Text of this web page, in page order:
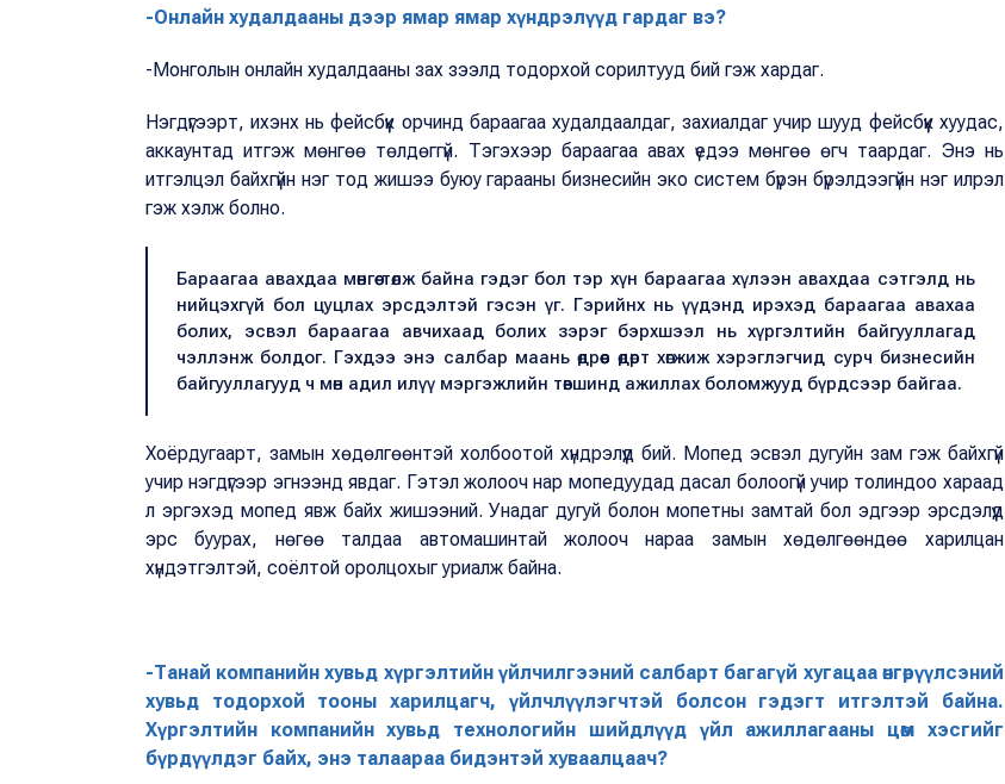
-Онлайн худалдааны дээр ямар ямар хүндрэлүүд гардаг вэ?
-Монголын онлайн худалдааны зах зээлд тодорхой сорилтууд бий гэж хардаг.
Нэгдүгээрт, ихэнх нь фейсбүүк орчинд бараагаа худалдаалдаг, захиалдаг учир шууд фейсбүүк хуудас,
аккаунтад итгэж мөнгөө төлдөггүй. Тэгэхээр бараагаа авах үедээ мөнгөө өгч таардаг. Энэ нь
итгэлцэл байхгүйн нэг тод жишээ буюу гарааны бизнесийн эко систем бүрэн бүрэлдээгүйн нэг илрэл
гэж хэлж болно.
Бараагаа авахдаа мөнгөө төлж байна гэдэг бол тэр хүн бараагаа хүлээн авахдаа сэтгэлд нь
нийцэхгүй бол цуцлах эрсдэлтэй гэсэн үг. Гэрийнх нь үүдэнд ирэхэд бараагаа авахаа
болих, эсвэл бараагаа авчихаад болих зэрэг бэрхшээл нь хүргэлтийн байгууллагад
чэллэнж болдог. Гэхдээ энэ салбар маань өдрөөс өдөрт хөгжиж хэрэглэгчид сурч бизнесийн
байгууллагууд ч мөн адил илүү мэргэжлийн төвшинд ажиллах боломжууд бүрдсээр байгаа.
Хоёрдугаарт, замын хөдөлгөөнтэй холбоотой хүндрэлүүд бий. Мопед эсвэл дугуйн зам гэж байхгүй
учир нэгдүгээр эгнээнд явдаг. Гэтэл жолооч нар мопедуудад дасал болоогүй учир толиндоо хараад
л эргэхэд мопед явж байх жишээний. Унадаг дугуй болон мопетны замтай бол эдгээр эрсдэлүүд
эрс буурах, нөгөө талдаа автомашинтай жолооч нараа замын хөдөлгөөндөө харилцан
хүндэтгэлтэй, соёлтой оролцохыг уриалж байна.
-Танай компанийн хувьд хүргэлтийн үйлчилгээний салбарт багагүй хугацаа өнгөрүүлсэний
хувьд тодорхой тооны харилцагч, үйлчлүүлэгчтэй болсон гэдэгт итгэлтэй байна.
Хүргэлтийн компанийн хувьд технологийн шийдлүүд үйл ажиллагааны цөм хэсгийг
бүрдүүлдэг байх, энэ талаараа бидэнтэй хуваалцаач?